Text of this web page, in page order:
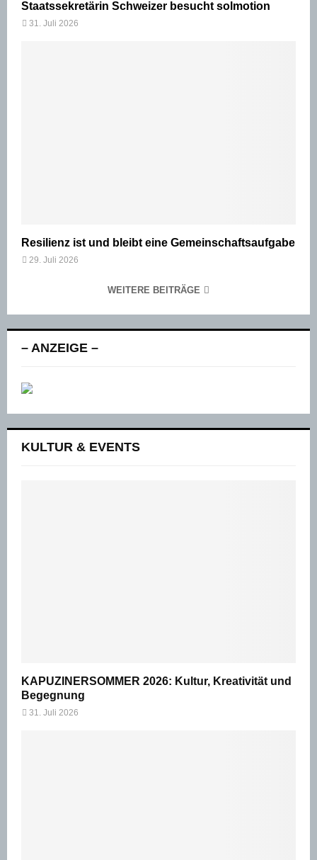
Staatssekretärin Schweizer besucht solmotion
31. Juli 2026
Resilienz ist und bleibt eine Gemeinschaftsaufgabe
29. Juli 2026
WEITERE BEITRÄGE
– ANZEIGE –
KULTUR & EVENTS
KAPUZINERSOMMER 2026: Kultur, Kreativität und
Begegnung
31. Juli 2026